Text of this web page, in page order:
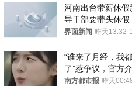
河南出台带薪休假
导干部要带头休假
员应休尽休、休满
界面新闻 昨天13:32
“谁来了月经，我
了”惹争议，官方
南方都市报 昨天